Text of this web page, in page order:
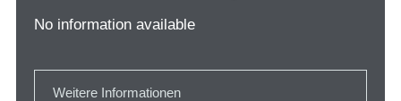
No information available
Weitere Informationen